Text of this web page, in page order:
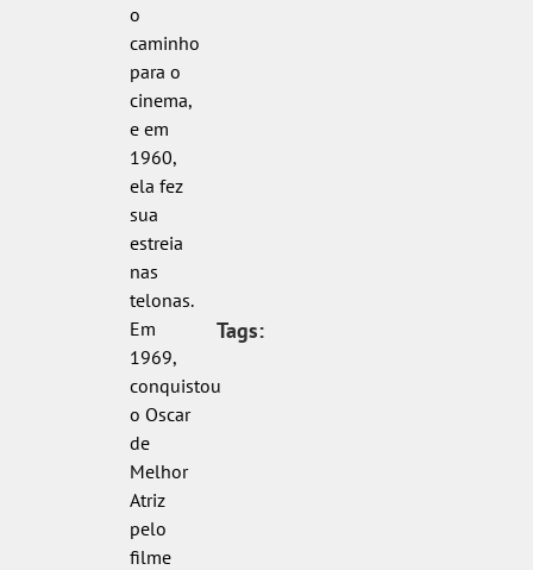
o
caminho
para o
cinema,
e em
1960,
ela fez
sua
estreia
nas
telonas.
Em
1969,
conquistou
o Oscar
de
Melhor
Atriz
pelo
filme
Tags: